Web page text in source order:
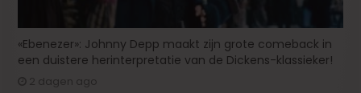
«Ebenezer»: Johnny Depp maakt zijn grote comeback in
een duistere herinterpretatie van de Dickens-klassieker!
2 dagen ago